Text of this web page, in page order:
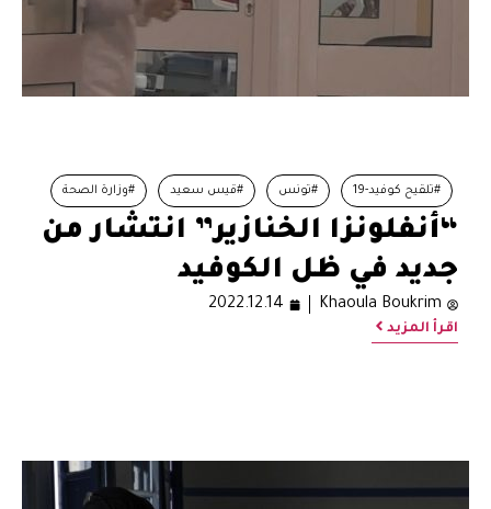
#تلقيح كوفيد-19 #تونس #قيس سعيد #وزارة الصحة
“أنفلونزا الخنازير” انتشار من
جديد في ظل الكوفيد
Khaoula Boukrim
2022.12.14
اقرأ المزيد